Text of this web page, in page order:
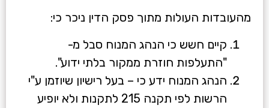
מהעובדות העולות מתוך פסק הדין ניכר כי:
קיים חשש כי הנהג המנוח סבל מ-
"התעלפות חוזרת ממקור בלתי ידוע".
הנהג המנוח ידע כי – בעל רישיון שיוזמן ע"י
הרשות לפי תקנה 215 לתקנות ולא יופיע